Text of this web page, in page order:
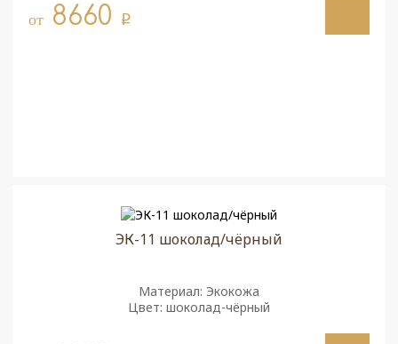
от8660 q
ЭК-11 шоколад/чёрный
Материал: Экокожа
Цвет: шоколад-чёрный